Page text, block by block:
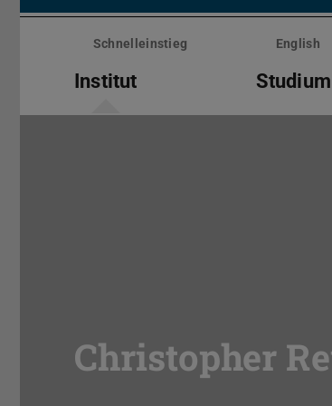
Menü
überspringenSchnelleinstieg English
Institut Studium
Christopher